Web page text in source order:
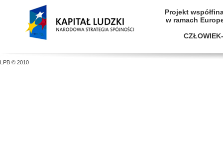
Projekt
w ramach
LPB © 2010